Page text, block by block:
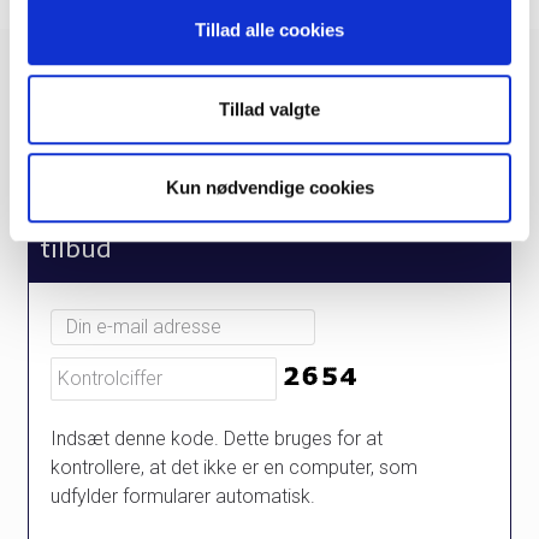
Tillad alle cookies
Tillad valgte
Kun nødvendige cookies
Kontakt os
Kontaktformular
Elektronisk nyhedsbrev med tips og
tilbud
Indsæt denne kode. Dette bruges for at
kontrollere, at det ikke er en computer, som
udfylder formularer automatisk.